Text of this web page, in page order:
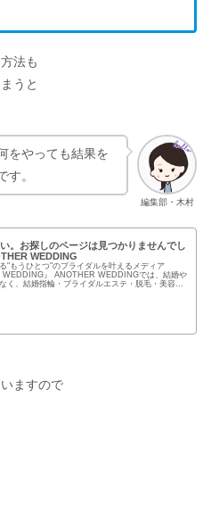
法も
うと
編集部・木村
をやっても結果を
す。
。お探しのページは見つかりませんでし
WEDDING
"もうひとつ"のブライダルを叶えるメディア
WEDDING』 ANOTHER WEDDINGでは、結婚や
く、結婚指輪・ブライダルエステ・脱毛・美容な
ますので